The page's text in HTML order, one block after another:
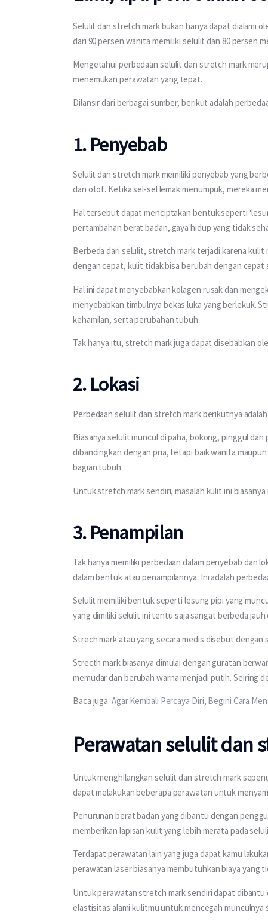
Selulit dan stretch mark bukan hanya dapat dialami
dari 90 persen wanita memiliki selulit dan 80 persen
Mengetahui perbedaan selulit dan stretch mark
menemukan perawatan yang tepat.
Dilansir dari berbagai sumber, berikut adalah
1. Penyebab
Selulit dan stretch mark memiliki penyebab yang
dan otot. Ketika sel-sel lemak menumpuk, mereka
Hal tersebut dapat menciptakan bentuk seperti
pertambahan berat badan, gaya hidup yang tidak
Berbeda dari selulit, stretch mark terjadi karena
dengan cepat, kulit tidak bisa berubah dengan cepat
Hal ini dapat menyebabkan kolagen rusak dan
menyebabkan timbulnya bekas luka yang berlekuk.
kehamilan, serta perubahan tubuh.
Tak hanya itu, stretch mark juga dapat disebabkan
2. Lokasi
Perbedaan selulit dan stretch mark berikutnya
Biasanya selulit muncul di paha, bokong, pinggul
dibandingkan dengan pria, tetapi baik wanita
bagian tubuh.
Untuk stretch mark sendiri, masalah kulit ini
3. Penampilan
Tak hanya memiliki perbedaan dalam penyebab dan
dalam bentuk atau penampilannya. Ini adalah
Selulit memiliki bentuk seperti lesung pipi yang
yang dimiliki selulit ini tentu saja sangat berbeda
Strech mark atau yang secara medis disebut
Strecth mark biasanya dimulai dengan guratan
memudar dan berubah warna menjadi putih. Seiring
Baca juga: Agar Kembali Percaya Diri, Begini Cara
Perawatan selulit dan
Untuk menghilangkan selulit dan stretch mark
dapat melakukan beberapa perawatan untuk
Penurunan berat badan yang dibantu dengan
memberikan lapisan kulit yang lebih merata pada
Terdapat perawatan lain yang juga dapat kamu
perawatan laser biasanya membutuhkan biaya yang
Untuk perawatan stretch mark sendiri dapat
elastisitas alami kulitmu untuk mencegah munculnya